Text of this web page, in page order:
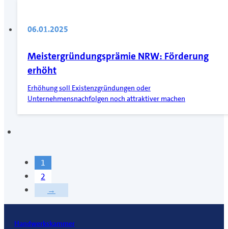
06.01.2025
Meistergründungsprämie NRW: Förderung
erhöht
Erhöhung soll Existenzgründungen oder
Unternehmensnachfolgen noch attraktiver machen
1
2
→
Handwerkskammer